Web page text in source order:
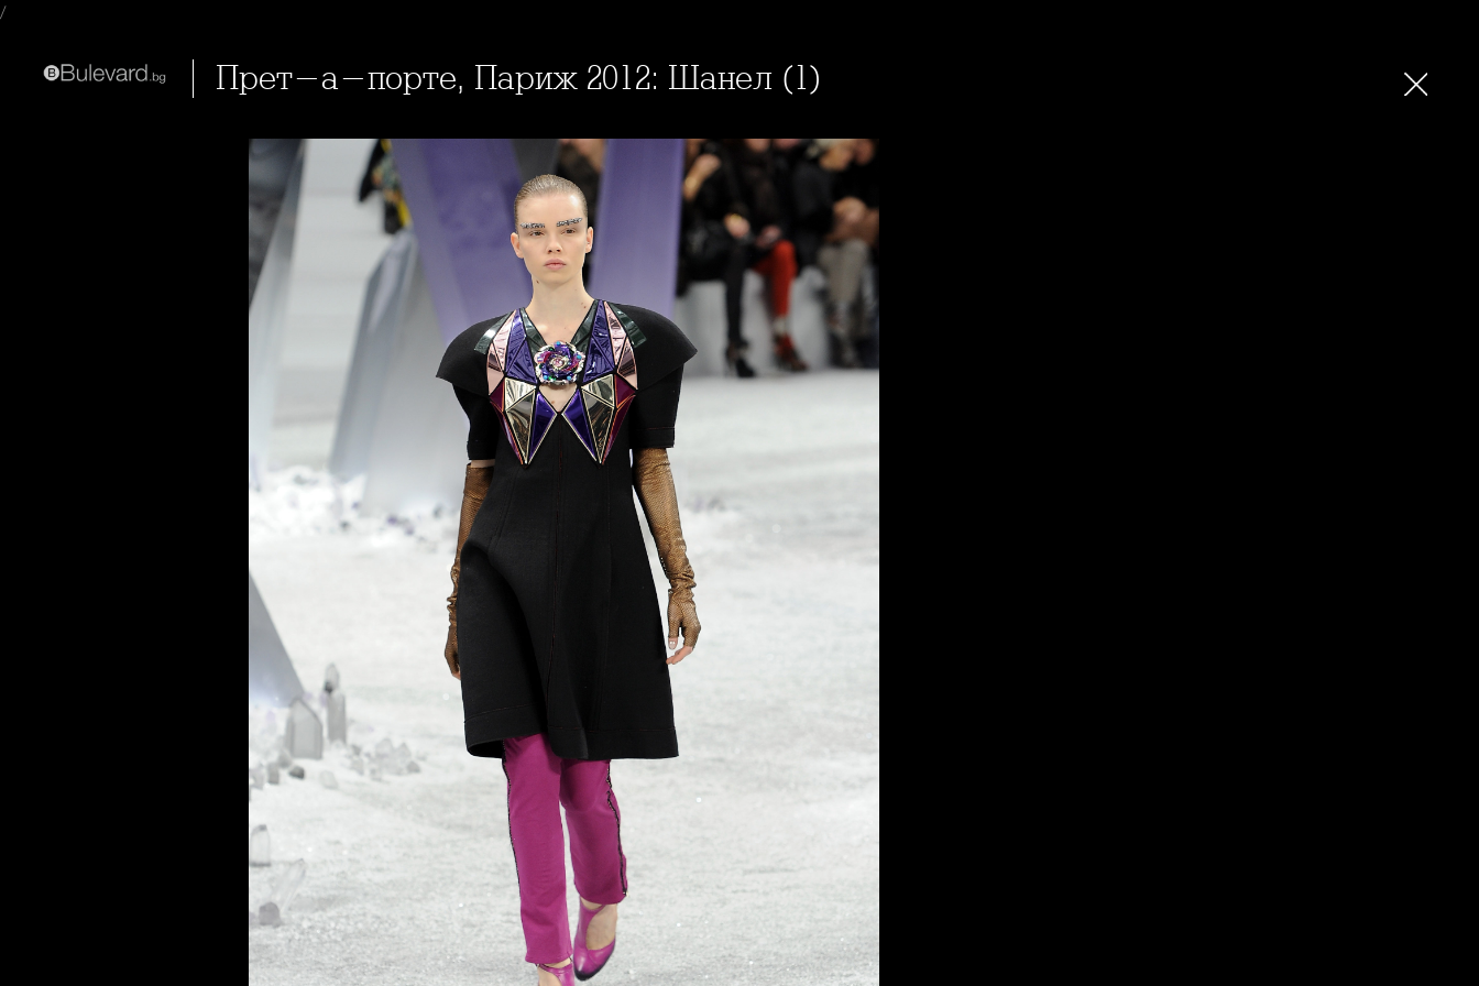
/
Прет-а-порте, Париж 2012: Шанел (1)